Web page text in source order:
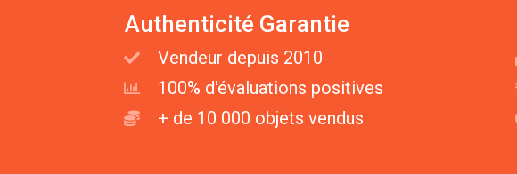
Authenticité Garantie
Vendeur depuis 2010
100% d'évaluations positives
+ de 10 000 objets vendus